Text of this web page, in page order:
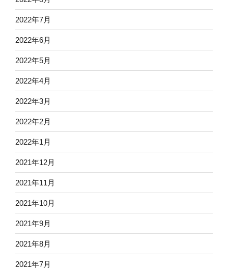
2022年7月
2022年6月
2022年5月
2022年4月
2022年3月
2022年2月
2022年1月
2021年12月
2021年11月
2021年10月
2021年9月
2021年8月
2021年7月